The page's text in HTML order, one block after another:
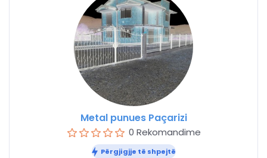
Metal punues Paçarizi
0 Rekomandime
Përgjigjje të shpejtë